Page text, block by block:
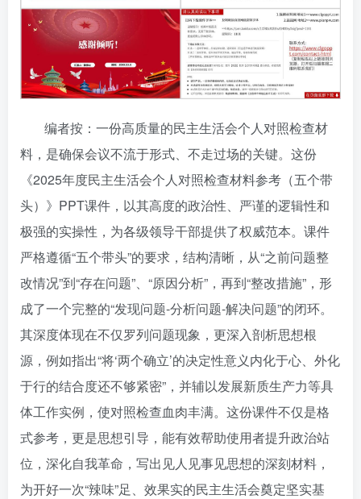
编者按：一份高质量的民主生活会个人对照检查材
料，是确保会议不流于形式、不走过场的关键。这份
《2025年度民主生活会个人对照检查材料参考（五个带
头）》PPT课件，以其高度的政治性、严谨的逻辑性和
极强的实操性，为各级领导干部提供了权威范本。课件
严格遵循“五个带头”的要求，结构清晰，从“之前问题整
改情况”到“存在问题”、“原因分析”，再到“整改措施”，形
成了一个完整的“发现问题-分析问题-解决问题”的闭环。
其深度体现在不仅罗列问题现象，更深入剖析思想根
源，例如指出“将‘两个确立’的决定性意义内化于心、外化
于行的结合度还不够紧密”，并辅以发展新质生产力等具
体工作实例，使对照检查血肉丰满。这份课件不仅是格
式参考，更是思想引导，能有效帮助使用者提升政治站
位，深化自我革命，写出见人见事见思想的深刻材料，
为开好一次“辣味”足、效果实的民主生活会奠定坚实基